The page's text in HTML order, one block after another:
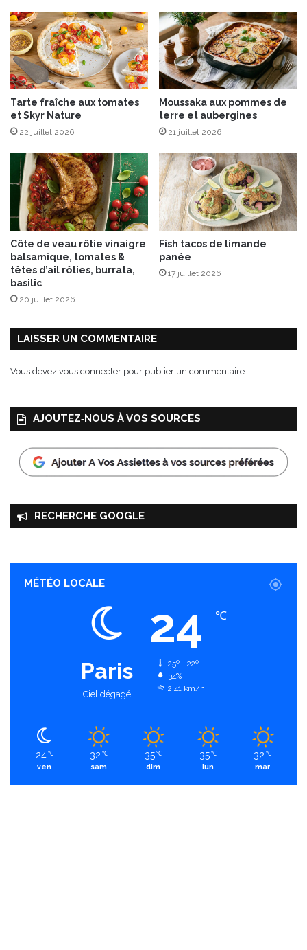
e
L
o
r
r
a
i
n
e
r
u
d
i
t
é
s
,
t
C
r
o
û
t
h
e
Tarte fraîche aux tomates
et Skyr Nature
22 juillet 2026
Moussaka aux pommes de
terre et aubergines
21 juillet 2026
Côte de veau rôtie vinaigre
balsamique, tomates &
têtes d’ail rôties, burrata,
basilic
20 juillet 2026
Fish tacos de limande
panée
17 juillet 2026
LAISSER UN COMMENTAIRE
Vous devez vous connecter pour publier un commentaire.
AJOUTEZ‑NOUS À VOS SOURCES
RECHERCHE GOOGLE
MÉTÉO LOCALE
Paris
Ciel dégagé
24 ℃
25º - 22º
34%
2.41 km/h
24 ℃
ven
32 ℃
sam
35 ℃
dim
35 ℃
lun
32 ℃
mar